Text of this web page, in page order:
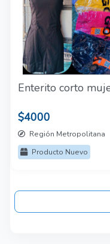
Enterito corto
$4000
Región Metropolitana
Producto Nuevo